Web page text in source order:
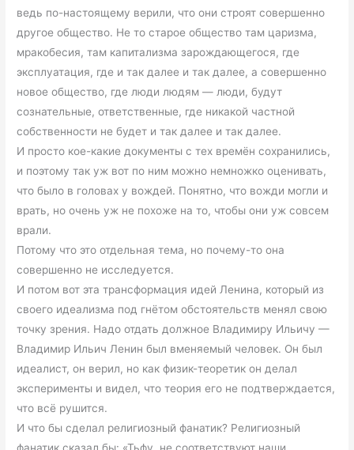
ведь по-настоящему верили, что они строят совершенно
другое общество. Не то старое общество там царизма,
мракобесия, там капитализма зарождающегося, где
эксплуатация, где и так далее и так далее, а совершенно
новое общество, где люди людям — люди, будут
сознательные, ответственные, где никакой частной
собственности не будет и так далее и так далее.
И просто кое-какие документы с тех времён сохранились,
и поэтому так уж вот по ним можно немножко оценивать,
что было в головах у вождей. Понятно, что вожди могли и
врать, но очень уж не похоже на то, чтобы они уж совсем
врали.
Потому что это отдельная тема, но почему-то она
совершенно не исследуется.
И потом вот эта трансформация идей Ленина, который из
своего идеализма под гнётом обстоятельств менял свою
точку зрения. Надо отдать должное Владимиру Ильичу —
Владимир Ильич Ленин был вменяемый человек. Он был
идеалист, он верил, но как физик-теоретик он делал
эксперименты и видел, что теория его не подтверждается,
что всё рушится.
И что бы сделал религиозный фанатик? Религиозный